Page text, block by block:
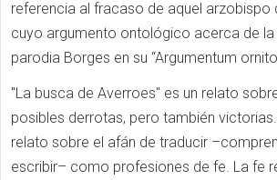
referencia al fracaso de aquel arzobispo
cuyo argumento ontológico acerca de la
parodia Borges en su “Argumentum
"La busca de Averroes" es un relato
posibles derrotas, pero también
relato sobre el afán de traducir
escribir– como profesiones de fe. La fe